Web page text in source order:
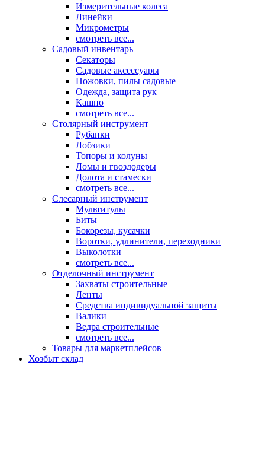
Измерительные колеса
Линейки
Микрометры
смотреть все...
Садовый инвентарь
Секаторы
Садовые аксессуары
Ножовки, пилы садовые
Одежда, защита рук
Кашпо
смотреть все...
Столярный инструмент
Рубанки
Лобзики
Топоры и колуны
Ломы и гвоздодеры
Долота и стамески
смотреть все...
Слесарный инструмент
Мультитулы
Биты
Бокорезы, кусачки
Воротки, удлинители, переходники
Выколотки
смотреть все...
Отделочный инструмент
Захваты строительные
Ленты
Средства индивидуальной защиты
Валики
Ведра строительные
смотреть все...
Товары для маркетплейсов
Хозбыт склад